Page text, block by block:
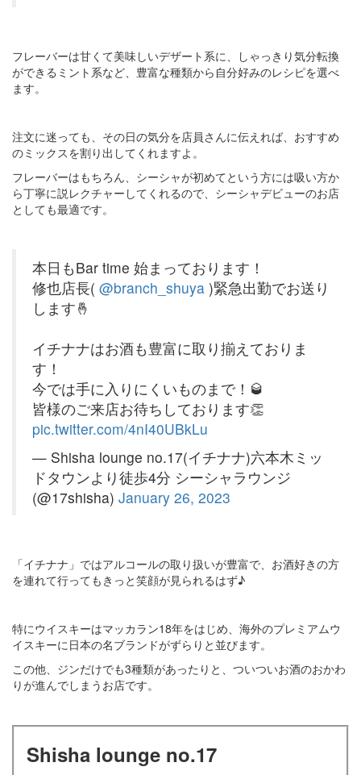
フレーバーは甘くて美味しいデザート系に、しゃっきり気分転換
ができるミント系など、豊富な種類から自分好みのレシピを選べ
ます。
注文に迷っても、その日の気分を店員さんに伝えれば、おすすめ
のミックスを割り出してくれますよ。
フレーバーはもちろん、シーシャが初めてという方には吸い方か
ら丁寧に説レクチャーしてくれるので、シーシャデビューのお店
としても最適です。
本日もBar time 始まっております！
修也店長( @branch_shuya )緊急出勤でお送り
します🤞
イチナナはお酒も豊富に取り揃えておりま
す！
今では手に入りにくいものまで！🥃
皆様のご来店お待ちしております👏
pic.twitter.com/4nI40UBkLu
— Shisha lounge no.17(イチナナ)六本木ミッ
ドタウンより徒歩4分 シーシャラウンジ
(@17shisha) January 26, 2023
「イチナナ」ではアルコールの取り扱いが豊富で、お酒好きの方
を連れて行ってもきっと笑顔が見られるはず♪
特にウイスキーはマッカラン18年をはじめ、海外のプレミアムウ
イスキーに日本の名ブランドがずらりと並びます。
この他、ジンだけでも3種類があったりと、ついついお酒のおかわ
りが進んでしまうお店です。
Shisha lounge no.17